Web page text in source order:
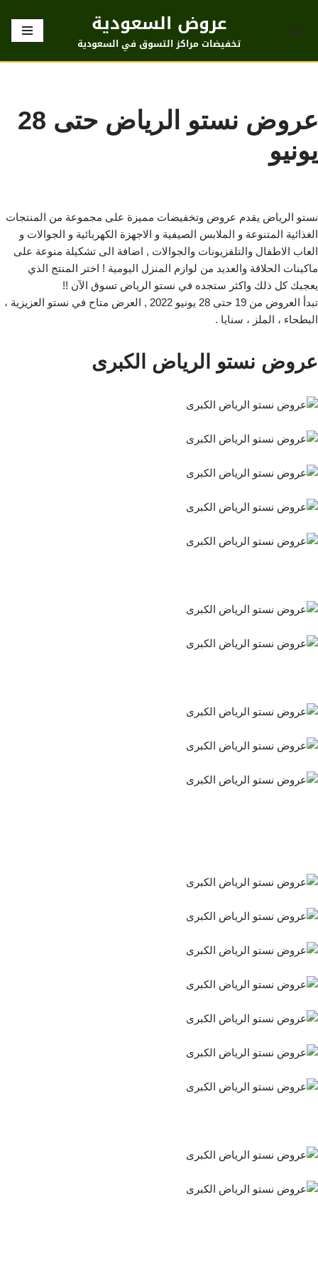
تخطى
عروض السعودية
تخفيضات مراكز التسوق في السعودية
عروض نستو الرياض حتى 28
يونيو
نستو الرياض يقدم عروض وتخفيضات مميزة على مجموعة من المنتجات
الغذائية المتنوعة و الملابس الصيفية و الاجهزة الكهربائية و الجوالات و
العاب الاطفال والتلفزيونات والجوالات , اضافة الى تشكيلة منوعة على
ماكينات الحلاقة والعديد من لوازم المنزل اليومية ! اختر المنتج الذي
يعجبك كل ذلك واكثر ستجده في نستو الرياض تسوق الآن !!
تبدأ العروض من 19 حتى 28 يونيو 2022 , العرض متاح في نستو العزيزية ،
البطحاء ، الملز ، سنايا .
عروض نستو الرياض الكبرى